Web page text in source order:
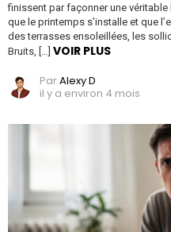
finissent par façonner une
que le printemps s’installe et que
des terrasses ensoleillées, les
Bruits, […] VOIR PLUS
ParAlexy D
il y a environ 4 mois